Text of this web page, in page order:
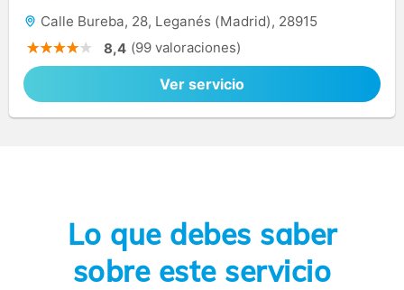
Calle Bureba, 28, Leganés (Madrid), 28915
8,4 (99 valoraciones)
Ver servicio
Lo que debes saber
sobre este servicio